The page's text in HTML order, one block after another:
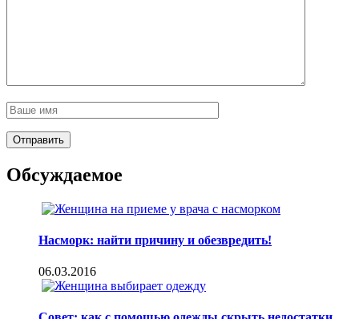
Обсуждаемое
Насморк: найти причину и обезвредить!
06.03.2016